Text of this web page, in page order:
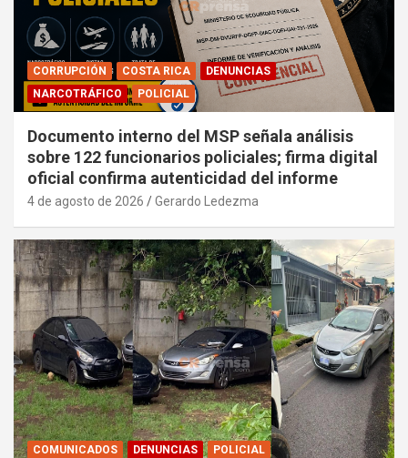
CORRUPCIÓN COSTA RICA
DENUNCIAS
NARCOTRÁFICO
POLICIAL
Documento interno del MSP señala análisis
sobre 122 funcionarios policiales; firma digital
oficial confirma autenticidad del informe
4 de agosto de 2026 Gerardo Ledezma
COMUNICADOS DENUNCIAS POLICIAL